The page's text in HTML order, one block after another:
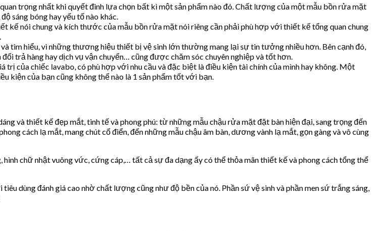
trọng nhất khi quyết đinh lựa chọn bất kì một sản phẩm nào đó. Chất lượng của một mẫu bồn rửa mặt
sáng bóng hay yếu tố nào khác.
kế nói chung và kích thước của mẫu bồn rửa mặt nói riêng cần phải phù hợp với thiết kế tổng quan chung
tìm hiểu, vì những thương hiệu thiết bị vệ sinh lớn thường mang lại sự tin tưởng nhiều hơn. Bên cạnh đó,
trả hàng hay dịch vụ vận chuyển… cũng được chăm sóc chuyên nghiệp và tốt hơn.
của chiếc lavabo, có phù hợp với nhu cầu và đặc biệt là điều kiện tài chính của mình hay không. Một
kiện của bạn cũng không thể nào là 1 sản phẩm tốt với bạn.
và thiết kế đẹp mắt, tinh tế và phong phú: từ những mẫu chậu rửa mặt đặt bàn hiện đại, sang trọng đến
cách lạ mắt, mang chút cổ điển, đến những mẫu chậu âm bàn, dương vành lạ mắt, gọn gàng và vô cùng
chữ nhật vuông vức, cứng cáp,… tất cả sự đa dạng ấy có thể thỏa mãn thiết kế và phong cách tổng thể
dùng đánh giá cao nhờ chất lượng cũng như độ bền của nó. Phần sứ vệ sinh và phần men sứ trắng sáng,